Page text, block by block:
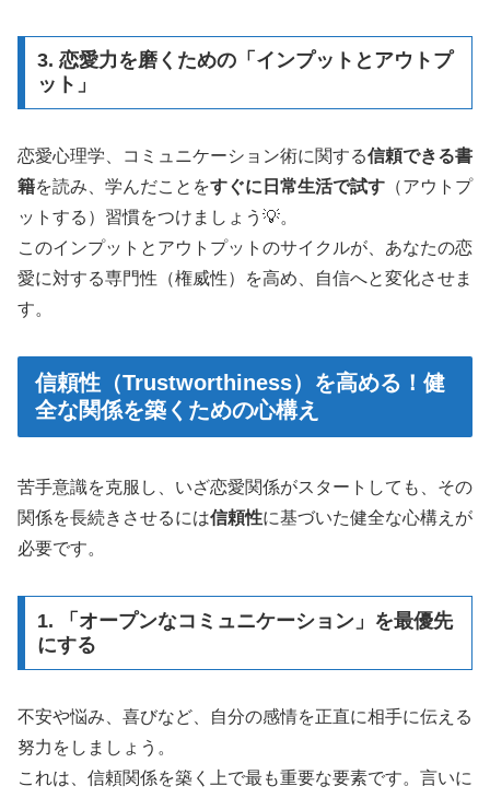
3. 恋愛力を磨くための「インプットとアウトプ
ット」
恋愛心理学、コミュニケーション術に関する信頼できる書
籍を読み、学んだことをすぐに日常生活で試す （アウトプ
ットする）習慣をつけましょう💡。
このインプットとアウトプットのサイクルが、あなたの恋
愛に対する専門性（権威性）を高め、自信へと変化させま
す。
信頼性（Trustworthiness）を高める！健
全な関係を築くための心構え
苦手意識を克服し、いざ恋愛関係がスタートしても、その
関係を長続きさせるには信頼性に基づいた健全な心構えが
必要です。
1. 「オープンなコミュニケーション」を最優先
にする
不安や悩み、喜びなど、自分の感情を正直に相手に伝える
努力をしましょう。
これは、信頼関係を築く上で最も重要な要素です。言いに